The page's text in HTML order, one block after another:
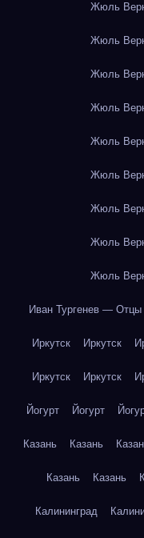
Жюль
Жюль
Жюль
Жюль
Жюль
Жюль
Жюль
Жюль
Жюль
Иван Тургенев — Отцы
Иркутск Иркутск
Иркутск Иркутск
Йогурт Йогурт
Казань Казань
Казань Казань
Калининград